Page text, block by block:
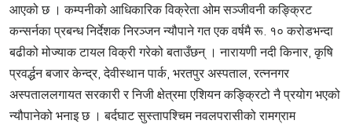
आएको छ । कम्पनीको आधिकारिक विक्रेता ओम सञ्जीवनी कङ्क्रिट
कन्सर्नका प्रबन्ध निर्देशक निरञ्जन न्यौपाने गत एक वर्षमै रू. १० करोडभन्दा
बढीको मोज्याक टायल विक्री गरेको बताउँछन् । नारायणी नदी किनार, कृषि
प्रवर्द्धन बजार केन्द्र, देवीस्थान पार्क, भरतपुर अस्पताल, रत्ननगर
अस्पताललगायत सरकारी र निजी क्षेत्रमा एशियन कङ्क्रिटो नै प्रयोग भएको
न्यौपानेको भनाइ छ । बर्दघाट सुस्तापश्चिम नवलपरासीको रामग्राम